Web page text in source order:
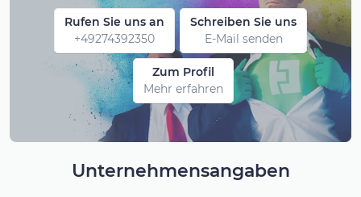
Rufen Sie uns an
+49274392350
Schreiben Sie uns
E-Mail senden
Zum Profil
Mehr erfahren
Unternehmensangaben